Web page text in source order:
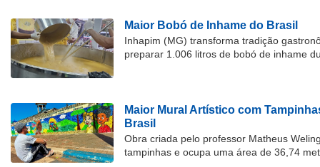
Maior Bobó de Inhame do Brasil
Inhapim (MG) transforma tradição
preparar 1.006 litros de bobó de inhame
Maior Mural Artístico com
Brasil
Obra criada pelo professor Matheus
tampinhas e ocupa uma área de 36,74